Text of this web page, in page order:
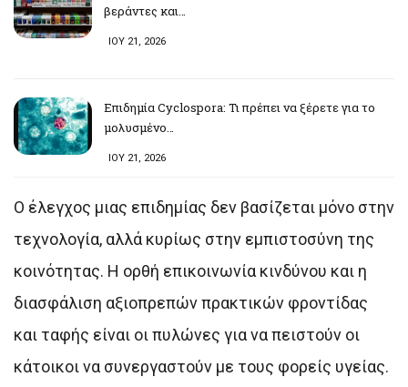
βεράντες και…
ΙΟΥ 21, 2026
Επιδημία Cyclospora: Τι πρέπει να ξέρετε για το
μολυσμένο…
ΙΟΥ 21, 2026
Ο έλεγχος μιας επιδημίας δεν βασίζεται μόνο στην
τεχνολογία, αλλά κυρίως στην εμπιστοσύνη της
κοινότητας. Η ορθή επικοινωνία κινδύνου και η
διασφάλιση αξιοπρεπών πρακτικών φροντίδας
και ταφής είναι οι πυλώνες για να πειστούν οι
κάτοικοι να συνεργαστούν με τους φορείς υγείας.